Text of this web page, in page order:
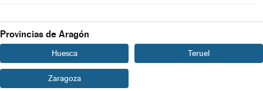
Provincias de Aragón
Huesca Teruel
Zaragoza